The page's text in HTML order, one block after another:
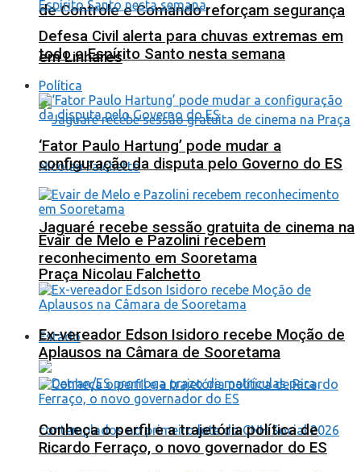
de Controle e Comando reforçam segurança
em Linhares
Jaguaré recebe sessão gratuita de cinema na
Praça Nicolau Falchetto
Estado
Defesa Civil alerta para chuvas extremas em
todo o Espírito Santo nesta semana
Política
‘Fator Paulo Hartung’ pode mudar a
configuração da disputa pelo Governo do ES
Evair de Melo e Pazolini recebem
reconhecimento em Sooretama
Ex-vereador Edson Isidoro recebe Moção de
Aplausos na Câmara de Sooretama
Conheça o perfil e a trajetória política de
Ricardo Ferraço, o novo governador do ES